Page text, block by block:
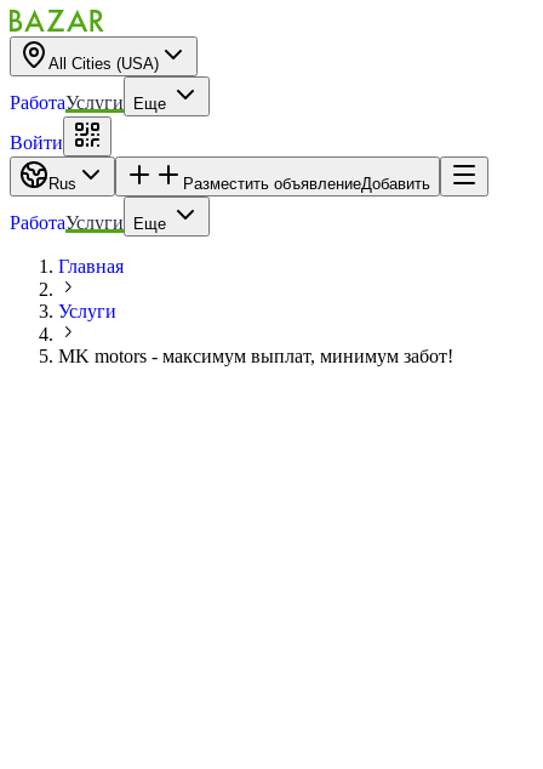
All Cities (USA)
РаботаУслуги Еще
Войти
Rus Разместить объявлениеДобавить
РаботаУслуги Еще
Главная
Услуги
MK motors - максимум выплат, минимум забот!